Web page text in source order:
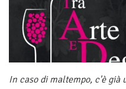
In caso di maltempo, c'è già